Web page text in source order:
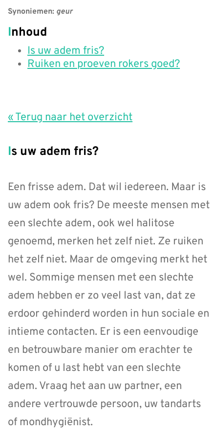
Synoniemen: geur
Inhoud
Is uw adem fris?
Ruiken en proeven rokers goed?
« Terug naar het overzicht
Is uw adem fris?
Een frisse adem. Dat wil iedereen. Maar is
uw adem ook fris? De meeste mensen met
een slechte adem, ook wel halitose
genoemd, merken het zelf niet. Ze ruiken
het zelf niet. Maar de omgeving merkt het
wel. Sommige mensen met een slechte
adem hebben er zo veel last van, dat ze
erdoor gehinderd worden in hun sociale en
intieme contacten. Er is een eenvoudige
en betrouwbare manier om erachter te
komen of u last hebt van een slechte
adem. Vraag het aan uw partner, een
andere vertrouwde persoon, uw tandarts
of mondhygiënist.